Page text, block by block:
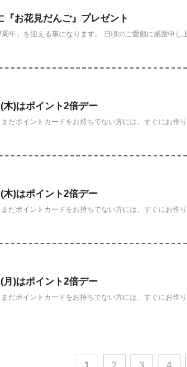
お花見だんご』プレゼント
」を迎える事になります。 日頃のご愛顧に感謝申
)はポイント2倍デー
だポイントカードをお持ちでない方には、すぐにお
)はポイント2倍デー
だポイントカードをお持ちでない方には、すぐにお
)はポイント2倍デー
だポイントカードをお持ちでない方には、すぐにお